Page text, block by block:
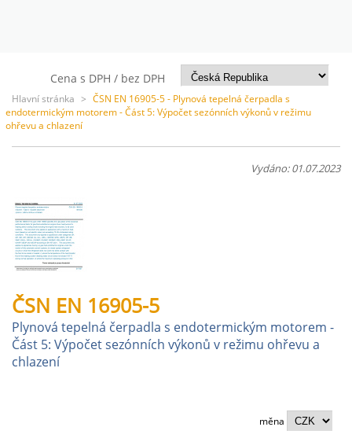
Cena s DPH / bez DPH
Hlavní stránka > ČSN EN 16905-5 - Plynová tepelná čerpadla s
endotermickým motorem - Část 5: Výpočet sezónních výkonů v režimu
ohřevu a chlazení
Vydáno: 01.07.2023
ČSN EN 16905-5
Plynová tepelná čerpadla s endotermickým motorem -
Část 5: Výpočet sezónních výkonů v režimu ohřevu a
chlazení
měna